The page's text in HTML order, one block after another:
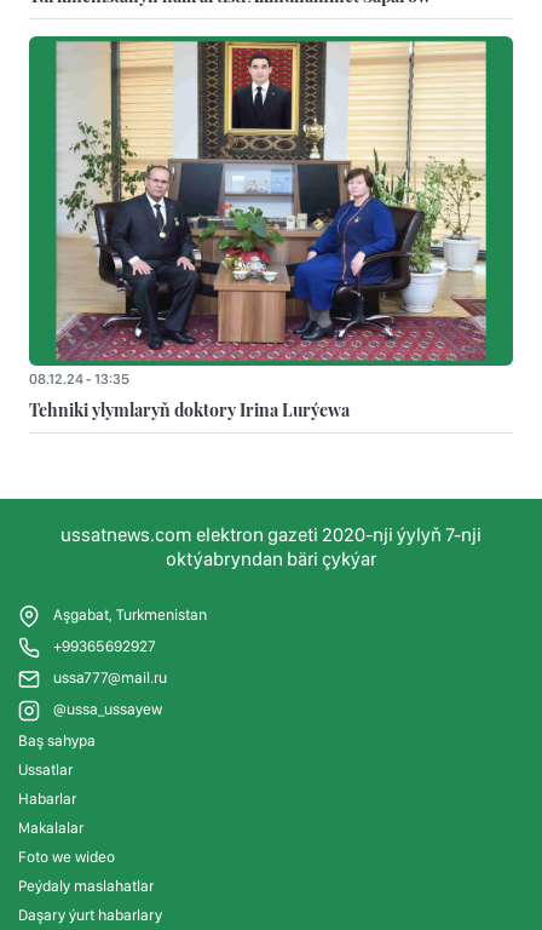
08.12.24 - 13:35
Tehniki ylymlaryň doktory Irina Lurýewa
ussatnews.com elektron gazeti 2020-nji ýylyň 7-nji
oktýabryndan bäri çykýar
Aşgabat, Turkmenistan
+99365692927
ussa777@mail.ru
@ussa_ussayew
Baş sahypa
Ussatlar
Habarlar
Makalalar
Foto we wideo
Peýdaly maslahatlar
Daşary ýurt habarlary